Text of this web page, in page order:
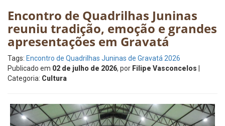
Encontro de Quadrilhas Juninas
reuniu tradição, emoção e grandes
apresentações em Gravatá
Tags: Encontro de Quadrilhas Juninas de Gravatá 2026
Publicado em 02 de julho de 2026, por Filipe Vasconcelos
Categoria: Cultura